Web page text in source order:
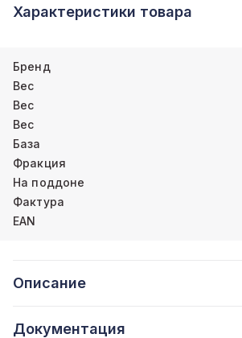
Характеристики товара
Бренд
Вес
Вес
Вес
База
Фракция
На поддоне
Фактура
EAN
Описание
Документация